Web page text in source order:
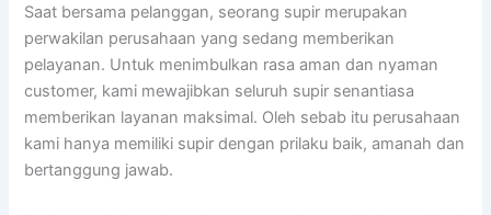
Saat bersama pelanggan, seorang supir merupakan
perwakilan perusahaan yang sedang memberikan
pelayanan. Untuk menimbulkan rasa aman dan nyaman
customer, kami mewajibkan seluruh supir senantiasa
memberikan layanan maksimal. Oleh sebab itu perusahaan
kami hanya memiliki supir dengan prilaku baik, amanah dan
bertanggung jawab.